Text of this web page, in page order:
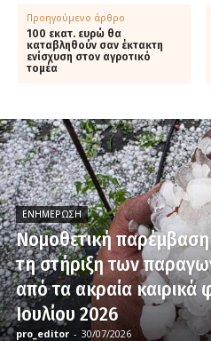
Προηγούμενο άρθρο
100 εκατ. ευρώ θα
καταβληθούν σαν έκτακτη
ενίσχυση στον αγροτικό
τομέα
ΕΝΗΜΈΡΩΣΗ
Νομοθετική
τη στήριξη των
από τα ακραία καιρικά
Ιουλίου 2026
pro_editor - 30/07/2026